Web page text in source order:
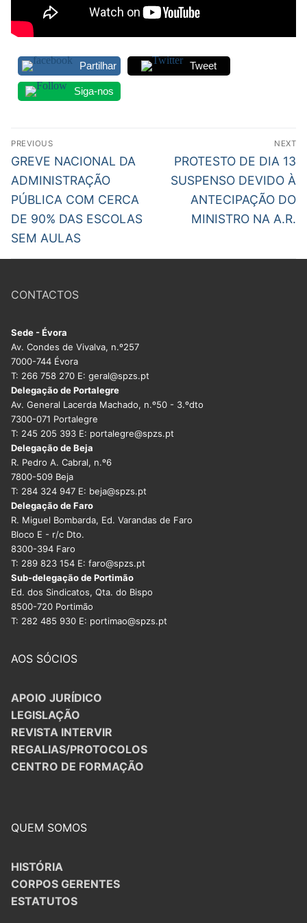
Partilhar Tweet
Siga-nos
Navegação
de
artigos
PREVIOUS
Previous
post:
GREVE NACIONAL DA
ADMINISTRAÇÃO
PÚBLICA COM CERCA
DE 90% DAS ESCOLAS
SEM AULAS
NEXT
Next
post:
PROTESTO DE DIA 13
SUSPENSO DEVIDO À
ANTECIPAÇÃO DO
MINISTRO NA A.R.
CONTACTOS
Sede - Évora
Av. Condes de Vivalva, n.º257
7000-744 Évora
T: 266 758 270 E: geral@spzs.pt
Delegação de Portalegre
Av. General Lacerda Machado, n.º50 - 3.ºdto
7300-071 Portalegre
T: 245 205 393 E: portalegre@spzs.pt
Delegação de Beja
R. Pedro A. Cabral, n.º6
7800-509 Beja
T: 284 324 947 E: beja@spzs.pt
Delegação de Faro
R. Miguel Bombarda, Ed. Varandas de Faro
Bloco E - r/c Dto.
8300-394 Faro
T: 289 823 154 E: faro@spzs.pt
Sub-delegação de Portimão
Ed. dos Sindicatos, Qta. do Bispo
8500-720 Portimão
T: 282 485 930 E: portimao@spzs.pt
AOS SÓCIOS
APOIO JURÍDICO
LEGISLAÇÃO
REVISTA INTERVIR
REGALIAS/PROTOCOLOS
CENTRO DE FORMAÇÃO
QUEM SOMOS
HISTÓRIA
CORPOS GERENTES
ESTATUTOS